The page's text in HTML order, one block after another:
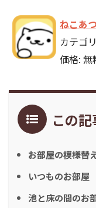
ねこあ
カテゴ
価格: 無
この
お部屋の模様替
いつものお部屋
池と床の間のお